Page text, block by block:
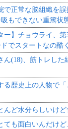
で正常な脳組織を
もできない重篤状
ー】チョウライ、
でスタートなの酷
ん(18)、筋トレした
る歴史上の人物で
んど水分らしいけ
ても面白いんだけ